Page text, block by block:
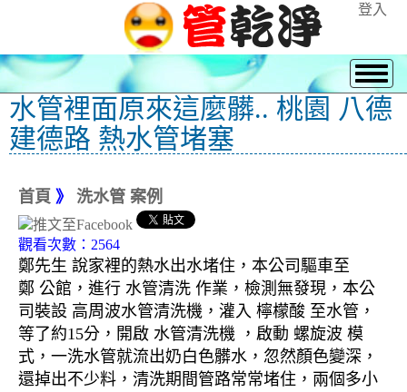
登入
水管裡面原來這麼髒.. 桃園 八德
建德路 熱水管堵塞
首頁 》 洗水管 案例
觀看次數：2564
鄭先生 說家裡的熱水出水堵住，本公司驅車至
鄭 公館，進行 水管清洗 作業，檢測無發現，本公
司裝設 高周波水管清洗機，灌入 檸檬酸 至水管，
等了約15分，開啟 水管清洗機 ，啟動 螺旋波 模
式，一洗水管就流出奶白色髒水，忽然顏色變深，
還掉出不少料，清洗期間管路常常堵住，兩個多小